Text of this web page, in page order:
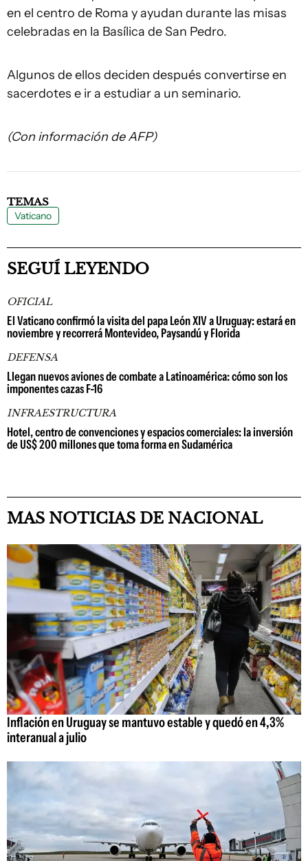
en el centro de Roma y ayudan durante las misas
celebradas en la Basílica de San Pedro.
Algunos de ellos deciden después convertirse en
sacerdotes e ir a estudiar a un seminario.
(Con información de AFP)
TEMAS
Vaticano
SEGUÍ LEYENDO
OFICIAL
El Vaticano confirmó la visita del papa León XIV a Uruguay: estará en
noviembre y recorrerá Montevideo, Paysandú y Florida
DEFENSA
Llegan nuevos aviones de combate a Latinoamérica: cómo son los
imponentes cazas F-16
INFRAESTRUCTURA
Hotel, centro de convenciones y espacios comerciales: la inversión
de US$ 200 millones que toma forma en Sudamérica
MAS NOTICIAS DE NACIONAL
Inflación en Uruguay se mantuvo estable y quedó en 4,3%
interanual a julio